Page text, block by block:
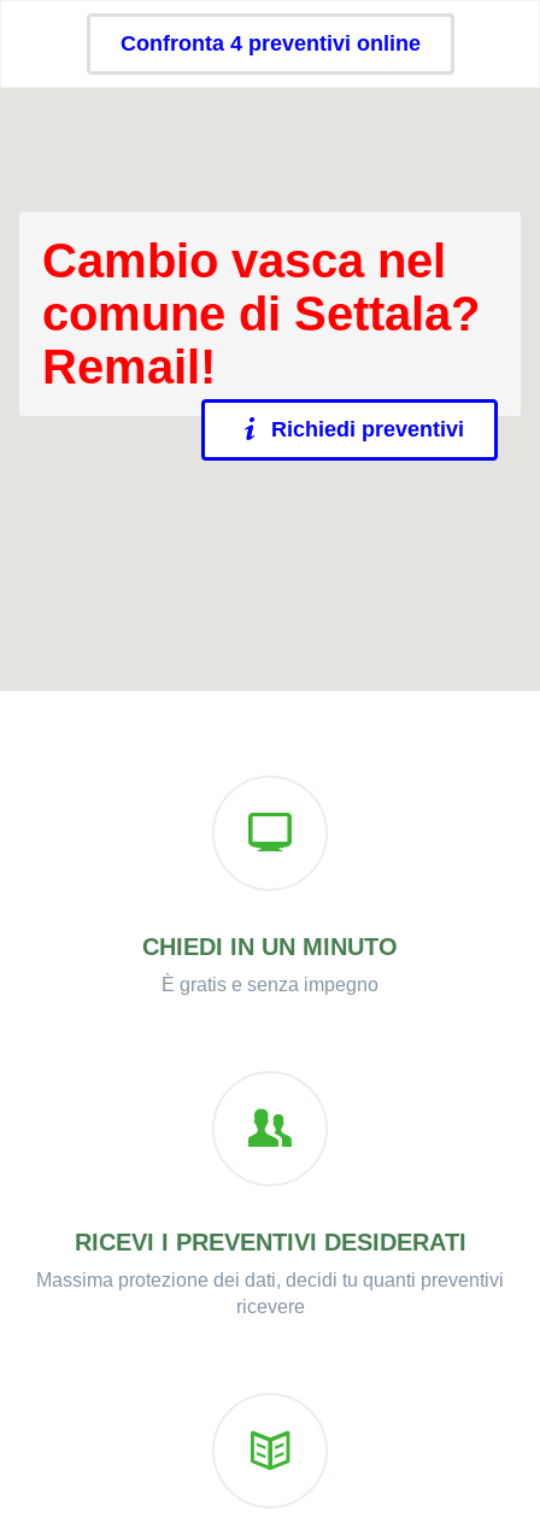
Confronta 4 preventivi online
Cambio vasca nel
comune di Settala?
Remail!
Richiedi preventivi
CHIEDI IN UN MINUTO
È gratis e senza impegno
RICEVI I PREVENTIVI DESIDERATI
Massima protezione dei dati, decidi tu quanti preventivi
ricevere